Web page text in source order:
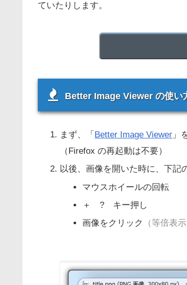
ていたりします。
Better Image Viewer の使い
まず、「 Better Image Viewer 」
（Firefox の再起動は不要）
以後、画像を開いた時に、下記
マウスホイールの回転
＋ ? キー押し
画像をクリック
（等倍表示